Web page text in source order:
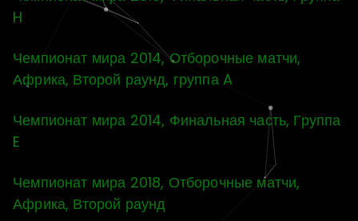
H
Чемпионат мира 2014, Отборочные матчи,
Африка, Второй раунд, группа A
Чемпионат мира 2014, Финальная часть, Группа
E
Чемпионат мира 2018, Отборочные матчи,
Африка, Второй раунд